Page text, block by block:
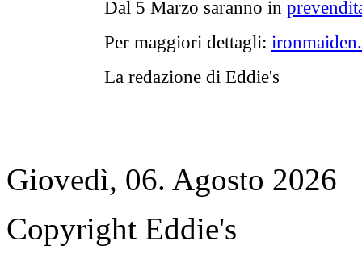
Dal 5 Marzo saranno in
Per maggiori dettagli:
La redazione di Eddie's
Giovedì, 06. Agosto 2026
Copyright Eddie's